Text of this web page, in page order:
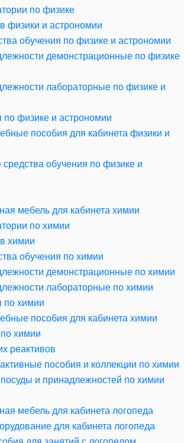
по физике
физики и астрономии
обучения по физике и астрономии
демонстрационные по физике
лабораторные по физике и
по физике и астрономии
пособия для кабинета физики и
обучения по физике и
мебель для кабинета химии
по химии
химии
обучения по химии
демонстрационные по химии
лабораторные по химии
по химии
пособия для кабинета химии
химии
реактивов
пособия и коллекции по химии
и принадлежностей по химии
мебель для кабинета логопеда
для кабинета логопеда